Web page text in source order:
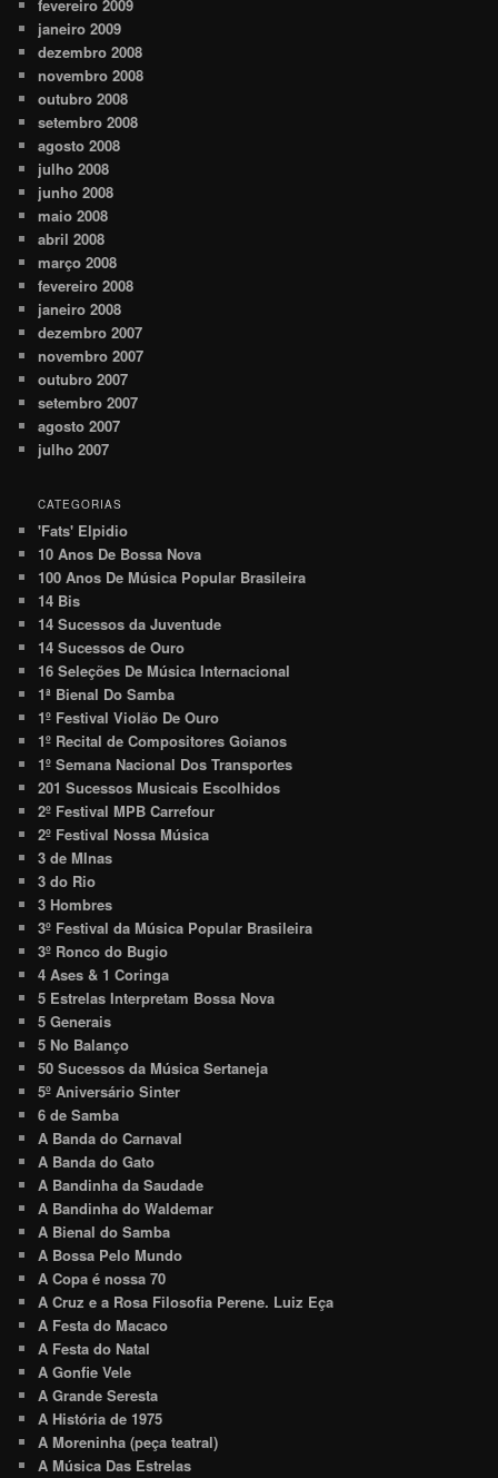
fevereiro 2009
janeiro 2009
dezembro 2008
novembro 2008
outubro 2008
setembro 2008
agosto 2008
julho 2008
junho 2008
maio 2008
abril 2008
março 2008
fevereiro 2008
janeiro 2008
dezembro 2007
novembro 2007
outubro 2007
setembro 2007
agosto 2007
julho 2007
CATEGORIAS
'Fats' Elpidio
10 Anos De Bossa Nova
100 Anos De Música Popular Brasileira
14 Bis
14 Sucessos da Juventude
14 Sucessos de Ouro
16 Seleções De Música Internacional
1ª Bienal Do Samba
1º Festival Violão De Ouro
1º Recital de Compositores Goianos
1º Semana Nacional Dos Transportes
201 Sucessos Musicais Escolhidos
2º Festival MPB Carrefour
2º Festival Nossa Música
3 de MInas
3 do Rio
3 Hombres
3º Festival da Música Popular Brasileira
3º Ronco do Bugio
4 Ases & 1 Coringa
5 Estrelas Interpretam Bossa Nova
5 Generais
5 No Balanço
50 Sucessos da Música Sertaneja
5º Aniversário Sinter
6 de Samba
A Banda do Carnaval
A Banda do Gato
A Bandinha da Saudade
A Bandinha do Waldemar
A Bienal do Samba
A Bossa Pelo Mundo
A Copa é nossa 70
A Cruz e a Rosa Filosofia Perene. Luiz Eça
A Festa do Macaco
A Festa do Natal
A Gonfie Vele
A Grande Seresta
A História de 1975
A Moreninha (peça teatral)
A Música Das Estrelas